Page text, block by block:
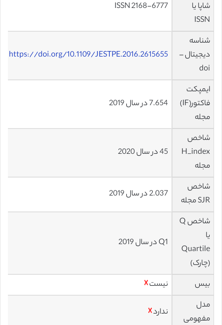
شاپا یا
ISSN
ISSN 2168-6777
شناسه
دیجیتال –
doi
https://doi.org/10.1109/JESTPE.2016.2615655
ایمپکت
فاکتور(IF)
مجله
7.654 در سال 2019
شاخص
H_index
مجله
45 در سال 2020
شاخص
SJR مجله
2.037 در سال 2019
شاخص Q
یا
Quartile
(چارک)
Q1 در سال 2019
بیس نیست☓
مدل
مفهومی
ندارد☓